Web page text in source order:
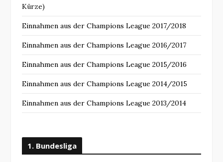
Kürze)
Einnahmen aus der Champions League 2017/2018
Einnahmen aus der Champions League 2016/2017
Einnahmen aus der Champions League 2015/2016
Einnahmen aus der Champions League 2014/2015
Einnahmen aus der Champions League 2013/2014
1. Bundesliga